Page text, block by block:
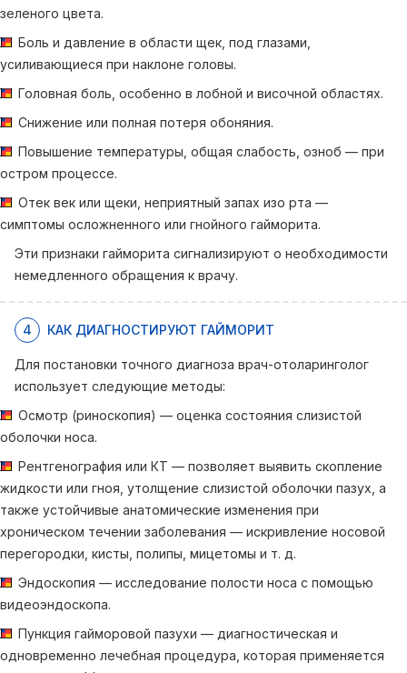
зеленого цвета.
Боль и давление в области щек, под глазами,
усиливающиеся при наклоне головы.
Головная боль, особенно в лобной и височной областях.
Снижение или полная потеря обоняния.
Повышение температуры, общая слабость, озноб — при
остром процессе.
Отек век или щеки, неприятный запах изо рта —
симптомы осложненного или гнойного гайморита.
Эти признаки гайморита сигнализируют о необходимости
немедленного обращения к врачу.
4 КАК ДИАГНОСТИРУЮТ ГАЙМОРИТ
Для постановки точного диагноза врач-отоларинголог
использует следующие методы:
Осмотр (риноскопия) — оценка состояния слизистой
оболочки носа.
Рентгенография или КТ — позволяет выявить скопление
жидкости или гноя, утолщение слизистой оболочки пазух, а
также устойчивые анатомические изменения при
хроническом течении заболевания — искривление носовой
перегородки, кисты, полипы, мицетомы и т. д.
Эндоскопия — исследование полости носа с помощью
видеоэндоскопа.
Пункция гайморовой пазухи — диагностическая и
одновременно лечебная процедура, которая применяется